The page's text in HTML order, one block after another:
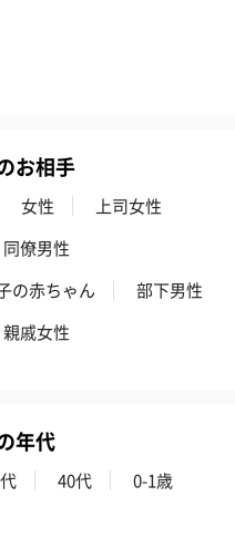
お相手
女性
上司女性
同僚男性
の赤ちゃん
部下男性
親戚女性
年代
40代
0-1歳